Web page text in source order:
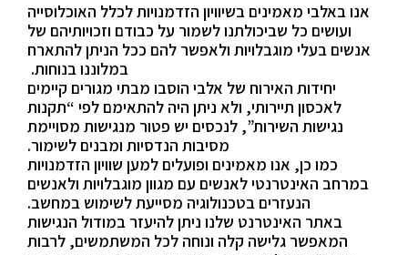
אנו באלבי מאמינים בשיוויון הזדמנויות לכלל האוכלוסייה
ועושים כל שביכולתנו לשמור על כבודם וזכויותיהם של
אנשים בעלי מוגבלויות ולאפשר להם ככל הניתן להתארח
במלוננו בנוחות.
יחידות האירוח של אלבי הוסבו מבתי מגורים קיימים
לאכסון תיירותי, ולא ניתן היה להתאימם לפי “תקנות
נגישות השירות”, לנכסים יש פטור מנגישות מסויימת
מסיבות הנדסיות ומבנים לשימור.
כמו כן, אנו מאמינים ופועלים למען שוויון הזדמנויות
במרחב האינטרנטי לאנשים עם מגוון מוגבלויות ולאנשים
הנעזרים בטכנולוגיה מסייעת לשימוש במחשב.
באתר האינטרנט שלנו ניתן להיעזר במודול הנגישות
המאפשר גלישה קלה ונוחה לכל המשתמשים, לרבות